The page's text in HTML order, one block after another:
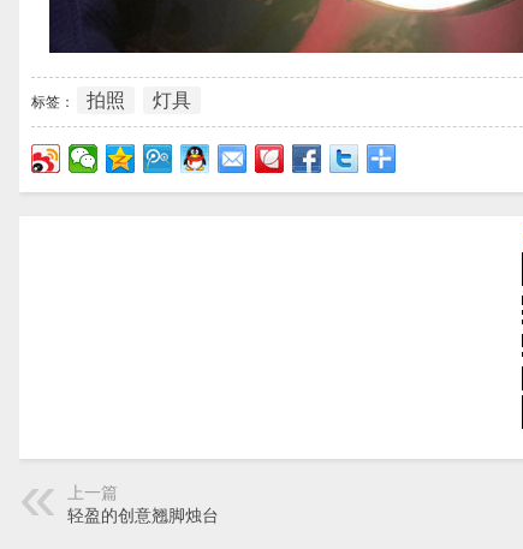
标签： 拍照 灯具
上一篇
轻盈的创意翘脚烛台